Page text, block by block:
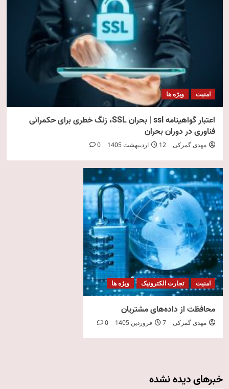
امنیت ویژه ها
اعتبار گواهینامه ssl | بحران SSL، زنگ خطری برای حکمرانی
فناوری در دوران بحران
مهدی گمرکی 12 اردیبهشت 1405 0
امنیت تجارت الکترونیک ویژه ها
محافظت از داده‌های مشتریان
مهدی گمرکی 7 فروردین 1405 0
خبرهای دیده نشده